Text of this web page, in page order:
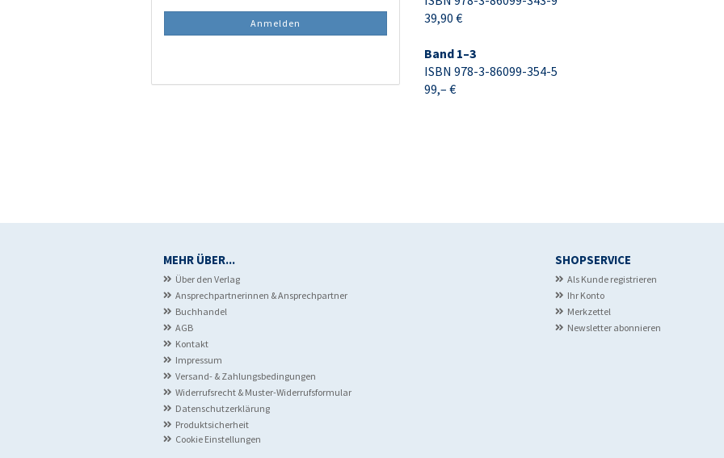
39,90 €
Band 1–3
ISBN 978-3-86099-354-5
99,– €
NEWSLETTER-
Anmelden
MEHR ÜBER...
Über den Verlag
Ansprechpartnerinnen & Ansprechpartner
Buchhandel
AGB
Kontakt
Impressum
Versand- & Zahlungsbedingungen
Widerrufsrecht & Muster-Widerrufsformular
Datenschutzerklärung
Produktsicherheit
Cookie Einstellungen
SHOPSERVICE
Als Kunde registrieren
Ihr Konto
Merkzettel
Newsletter abonnieren